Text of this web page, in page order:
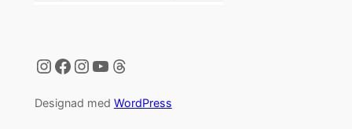
Instagram
Facebook
Instagram
YouTube
Threads
Designad med WordPress